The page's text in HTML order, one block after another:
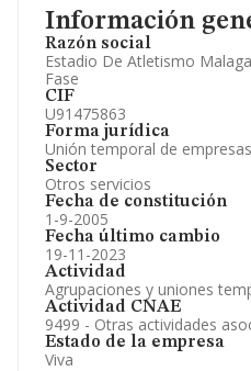
Información
Razón social
Estadio De Atletismo
Fase
CIF
U91475863
Forma jurídica
Unión temporal de empresas
Sector
Otros servicios
Fecha de constitución
1-9-2005
Fecha último cambio
19-11-2023
Actividad
Agrupaciones y uniones
Actividad CNAE
9499 - Otras actividades
Estado de la empresa
Viva
Información oficial y